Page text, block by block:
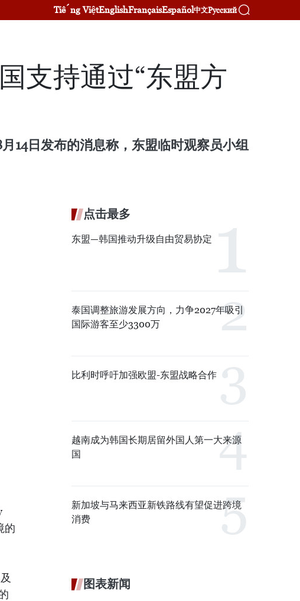
Tiếng ViệtEnglishFrançaisEspañol中文Русский
支持通过“东盟方
14日发布的消息称，东盟临时观察员小组
的
点击最多
东盟—韩国推动升级自由贸易协定
泰国调整旅游发展方向，力争2027年吸引
国际游客至少3300万
比利时呼吁加强欧盟-东盟战略合作
越南成为韩国长期居留外国人第一大来源
国
新加坡与马来西亚新铁路线有望促进跨境
消费
图表新闻